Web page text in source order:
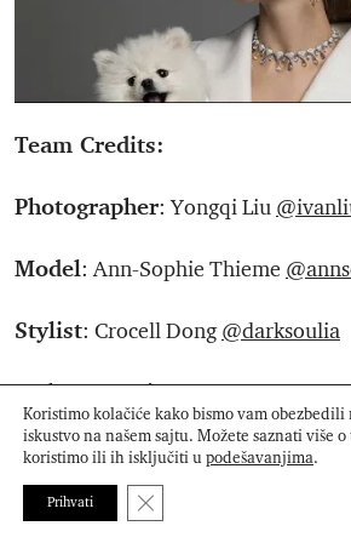
Team Credits:
Photographer: Yongqi Liu
Model: Ann-Sophie Thieme
Stylist: Crocell Dong@darksoulia
Make-up Artist: Maki Hasegawa
Bryan Bantry Agency
Hair Stylist: Yukiko Tajima
Management@seemanagement
Koristimo kolačiće kako bismo vam obezbedili
iskustvo na našem sajtu. Možete saznati više
koristimo ili ih isključiti upodešavanjima.
Prihvati Close GDPR Cookie Banner